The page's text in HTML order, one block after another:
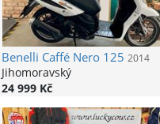
Benelli Caffé Nero 125 2014
Jihomoravský
24 999 Kč